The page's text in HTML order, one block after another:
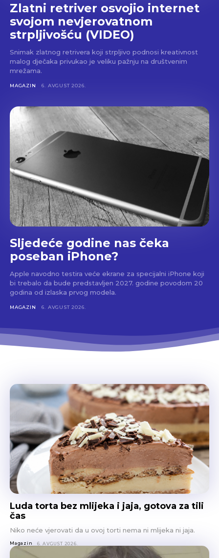
Zlatni retriver osvojio internet
svojom nevjerovatnom
strpljivošću (VIDEO)
Snimak zlatnog retrivera koji strpljivo podnosi kreativnost
malog dječaka privukao je veliku pažnju na društvenim
mrežama.
MAGAZIN 6. AVGUST 2026.
Sljedeće godine nas čeka
poseban iPhone?
Apple navodno testira veće ekrane za specijalni iPhone koji
bi trebalo da bude predstavljen 2027. godine povodom 20
godina od izlaska prvog modela.
MAGAZIN 6. AVGUST 2026.
Luda torta bez mlijeka i jaja, gotova za tili
čas
Niko neće vjerovati da u ovoj torti nema ni mlijeka ni jaja.
Magazin 6. AVGUST 2026.